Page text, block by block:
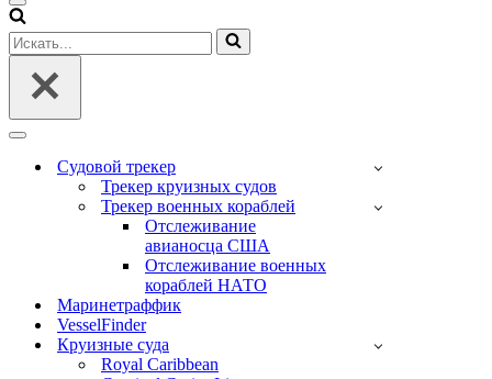
Меню
навигации
Искать...
Меню
навигацииСудовой трекер
Трекер круизных судов
Трекер военных кораблей
Отслеживание
авианосца США
Отслеживание военных
кораблей НАТО
Маринетраффик
VesselFinder
Круизные суда
Royal Caribbean